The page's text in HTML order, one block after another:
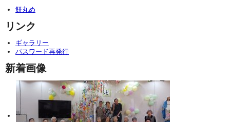
餅丸め
リンク
ギャラリー
パスワード再発行
新着画像